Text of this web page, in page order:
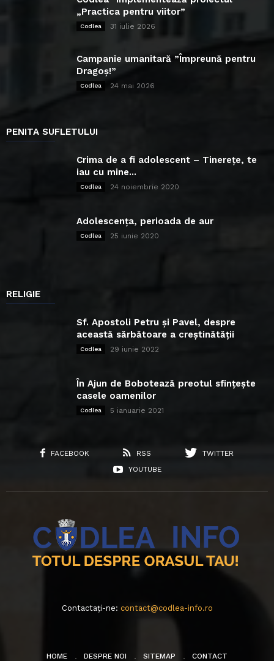
„Practica pentru viitor”
Codlea 31 iulie 2026
Campanie umanitară ”Împreună pentru
Dragoș!”
Codlea 24 mai 2026
PENITA SUFLETULUI
Crima de a fi adolescent – Tinerețe, te
iau cu mine...
Codlea 24 noiembrie 2020
Adolescența, perioada de aur
Codlea 25 iunie 2020
RELIGIE
Sf. Apostoli Petru și Pavel, despre
această sărbătoare a creștinătății
Codlea 29 iunie 2022
În Ajun de Bobotează preotul sfințește
casele oamenilor
Codlea 5 ianuarie 2021
FACEBOOK RSS
TWITTER
YOUTUBE
Contactați-ne: contact@codlea-info.ro
HOME DESPRE NOI SITEMAP CONTACT